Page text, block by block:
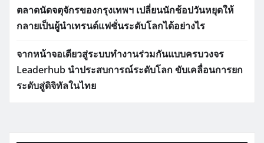
ตลาดนัดจตุจักรของกรุงเทพฯ เปลี่ยนนักช้อปวันหยุดให้
กลายเป็นผู้นำเทรนด์แฟชั่นระดับโลกได้อย่างไร
จากหน้าจอเดียวสู่ระบบทำงานร่วมกันแบบครบวงจร
Leaderhub นำประสบการณ์ระดับโลก ขับเคลื่อนการยก
ระดับสู่ดิจิทัลในไทย